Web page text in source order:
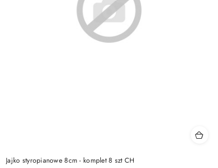
Jajko styropianowe 8cm - komplet 8 szt CH